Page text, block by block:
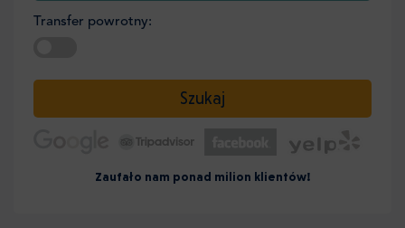
Transfer powrotny:
Szukaj
Zaufało nam ponad milion klientów!